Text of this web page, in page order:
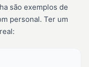
são exemplos de
personal. Ter um